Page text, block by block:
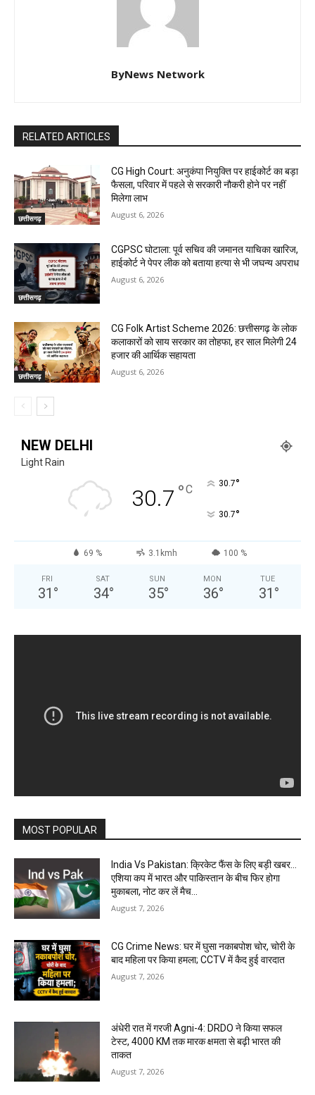
ByNews Network
RELATED ARTICLES
छत्तीसगढ़
CG High Court: अनुकंपा नियुक्ति पर हाईकोर्ट का बड़ा
फैसला, परिवार में पहले से सरकारी नौकरी होने पर नहीं
मिलेगा लाभ
August 6, 2026
छत्तीसगढ़
CGPSC घोटाला: पूर्व सचिव की जमानत याचिका खारिज,
हाईकोर्ट ने पेपर लीक को बताया हत्या से भी जघन्य अपराध
August 6, 2026
छत्तीसगढ़
CG Folk Artist Scheme 2026: छत्तीसगढ़ के लोक
कलाकारों को साय सरकार का तोहफा, हर साल मिलेगी 24
हजार की आर्थिक सहायता
August 6, 2026
NEW DELHI
Light Rain
30.7 °C 30.7°
30.7°
69 % 3.1kmh 100 %
FRI
31 °
SAT
34°
SUN
35°
MON
36°
TUE
31 °
MOST POPULAR
India Vs Pakistan: क्रिकेट फैंस के लिए बड़ी खबर…
एशिया कप में भारत और पाकिस्तान के बीच फिर होगा
मुकाबला, नोट कर लें मैच...
August 7, 2026
CG Crime News: घर में घुसा नकाबपोश चोर, चोरी के
बाद महिला पर किया हमला; CCTV में कैद हुई वारदात
August 7, 2026
अंधेरी रात में गरजी Agni-4: DRDO ने किया सफल
टेस्ट, 4000 KM तक मारक क्षमता से बढ़ी भारत की
ताकत
August 7, 2026